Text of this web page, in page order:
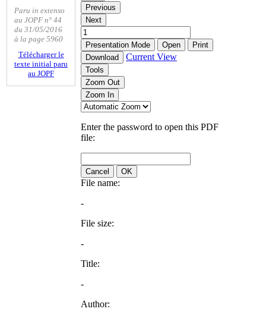
Paru in extenso
au JOPF n° 44
du 31/05/2016
à la page 5960
Télécharger le
texte initial paru
au JOPF
Previous
Next
Presentation Mode Open
Print
Download
Current View
Tools
Zoom Out
Zoom In
Enter the password to open this PDF
file:
Cancel OK
File name:
-
File size:
-
Title:
-
Author: